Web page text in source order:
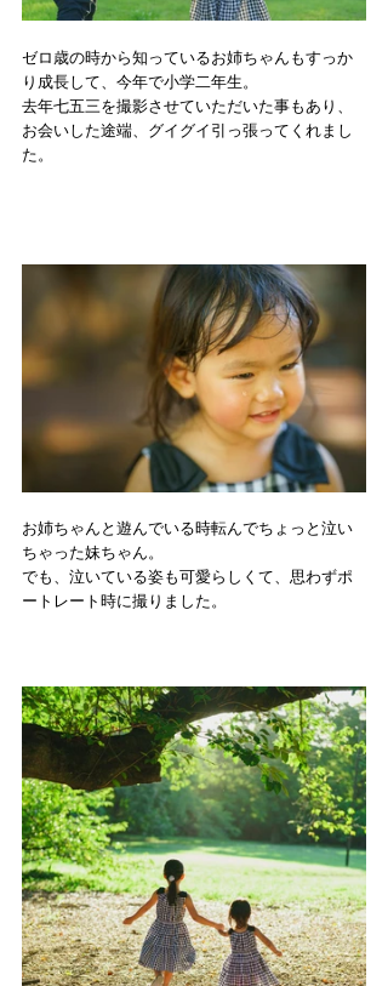
ゼロ歳の時から知っているお姉ちゃんもすっか
り成長して、今年で小学二年生。
去年七五三を撮影させていただいた事もあり、
お会いした途端、グイグイ引っ張ってくれまし
た。
お姉ちゃんと遊んでいる時転んでちょっと泣い
ちゃった妹ちゃん。
でも、泣いている姿も可愛らしくて、思わずポ
ートレート時に撮りました。